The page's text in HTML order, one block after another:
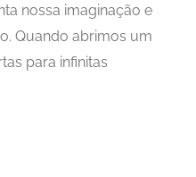
nossa imaginação e
Quando abrimos um
para infinitas